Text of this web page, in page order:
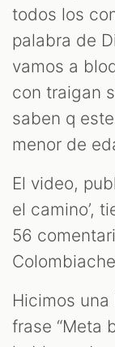
todos los
palabra de
vamos a
con traigan
saben q
menor de
El video,
el camino’,
56
Hicimos
frase “Meta